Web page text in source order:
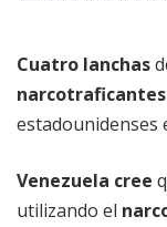
Cuatro lanchas
narcotraficantes
estadounidenses
Venezuela cree
utilizando el